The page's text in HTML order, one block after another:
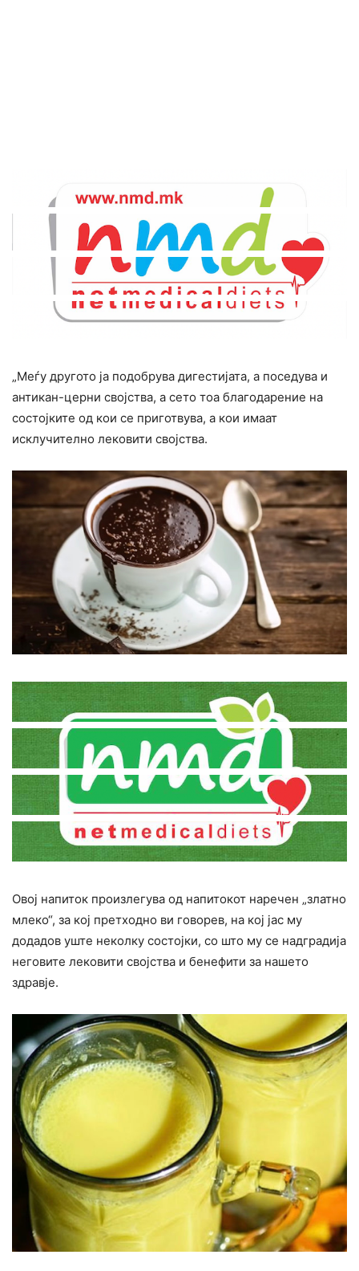
„Меѓу другото ја подобрува дигестијата, а поседува и
антикан-церни својства, а сето тоа благодарение на
состојките од кои се приготвува, а кои имаат
исклучително лековити својства.
Овој напиток произлегува од напитокот наречен „златно
млеко“, за кој претходно ви говорев, на кој јас му
додадов уште неколку состојки, со што му се надградија
неговите лековити својства и бенефити за нашето
здравје.